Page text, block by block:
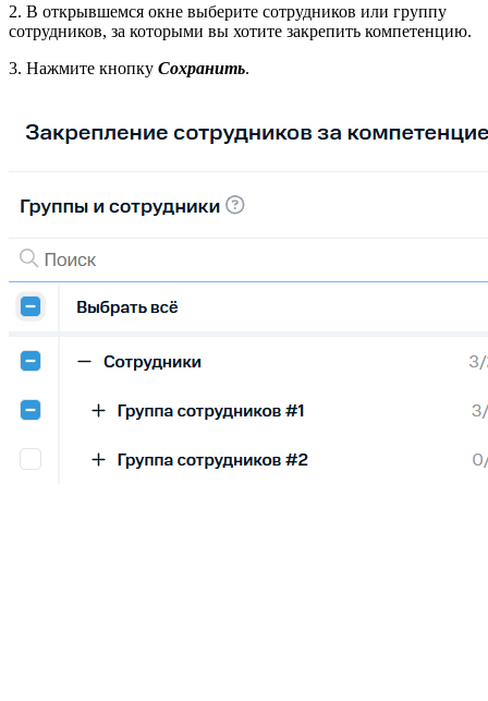
2. В открывшемся окне выберите сотрудников или группу
сотрудников, за которыми вы хотите закрепить компетенцию.
3. Нажмите кнопку Сохранить.